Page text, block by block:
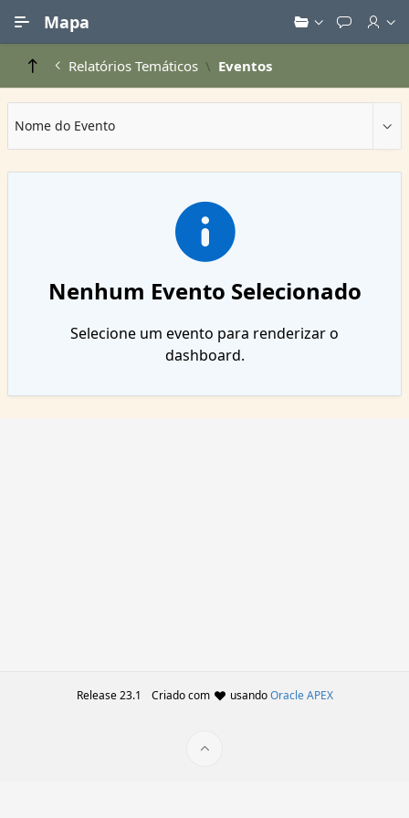
Mapa
Relatórios Temáticos Eventos
Nome do Evento
Nenhum Evento Selecionado
Selecione um evento para renderizar o
dashboard.
Release 23.1 Criado com usandoOracle APEX